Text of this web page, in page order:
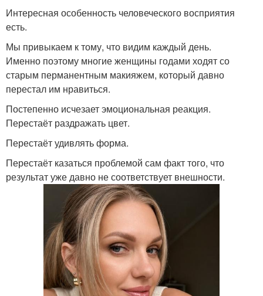
Интересная особенность человеческого восприятия
есть.
Мы привыкаем к тому, что видим каждый день.
Именно поэтому многие женщины годами ходят со
старым перманентным макияжем, который давно
перестал им нравиться.
Постепенно исчезает эмоциональная реакция.
Перестаёт раздражать цвет.
Перестаёт удивлять форма.
Перестаёт казаться проблемой сам факт того, что
результат уже давно не соответствует внешности.